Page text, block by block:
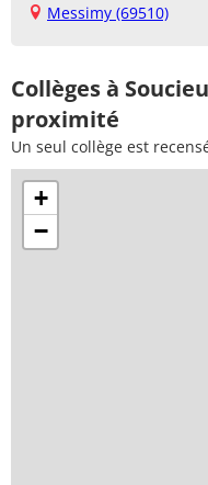
Messimy (69510)
Collèges à
proximité
Un seul collège est
+
−